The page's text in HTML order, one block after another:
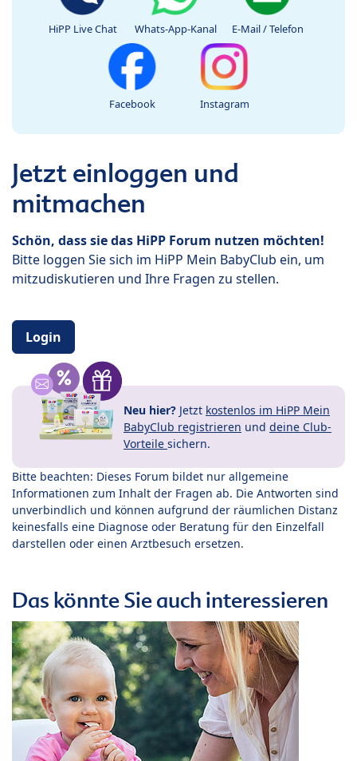
HiPP Live Chat Whats-App-Kanal E-Mail / Telefon
Facebook Instagram
Jetzt einloggen und
mitmachen
Schön, dass sie das HiPP Forum nutzen möchten!
Bitte loggen Sie sich im HiPP Mein BabyClub ein, um
mitzudiskutieren und Ihre Fragen zu stellen.
Login
Neu hier? Jetzt kostenlos im HiPP Mein
BabyClub registrieren und deine Club-
Vorteile sichern.
Bitte beachten: Dieses Forum bildet nur allgemeine
Informationen zum Inhalt der Fragen ab. Die Antworten sind
unverbindlich und können aufgrund der räumlichen Distanz
keinesfalls eine Diagnose oder Beratung für den Einzelfall
darstellen oder einen Arztbesuch ersetzen.
Das könnte Sie auch interessieren